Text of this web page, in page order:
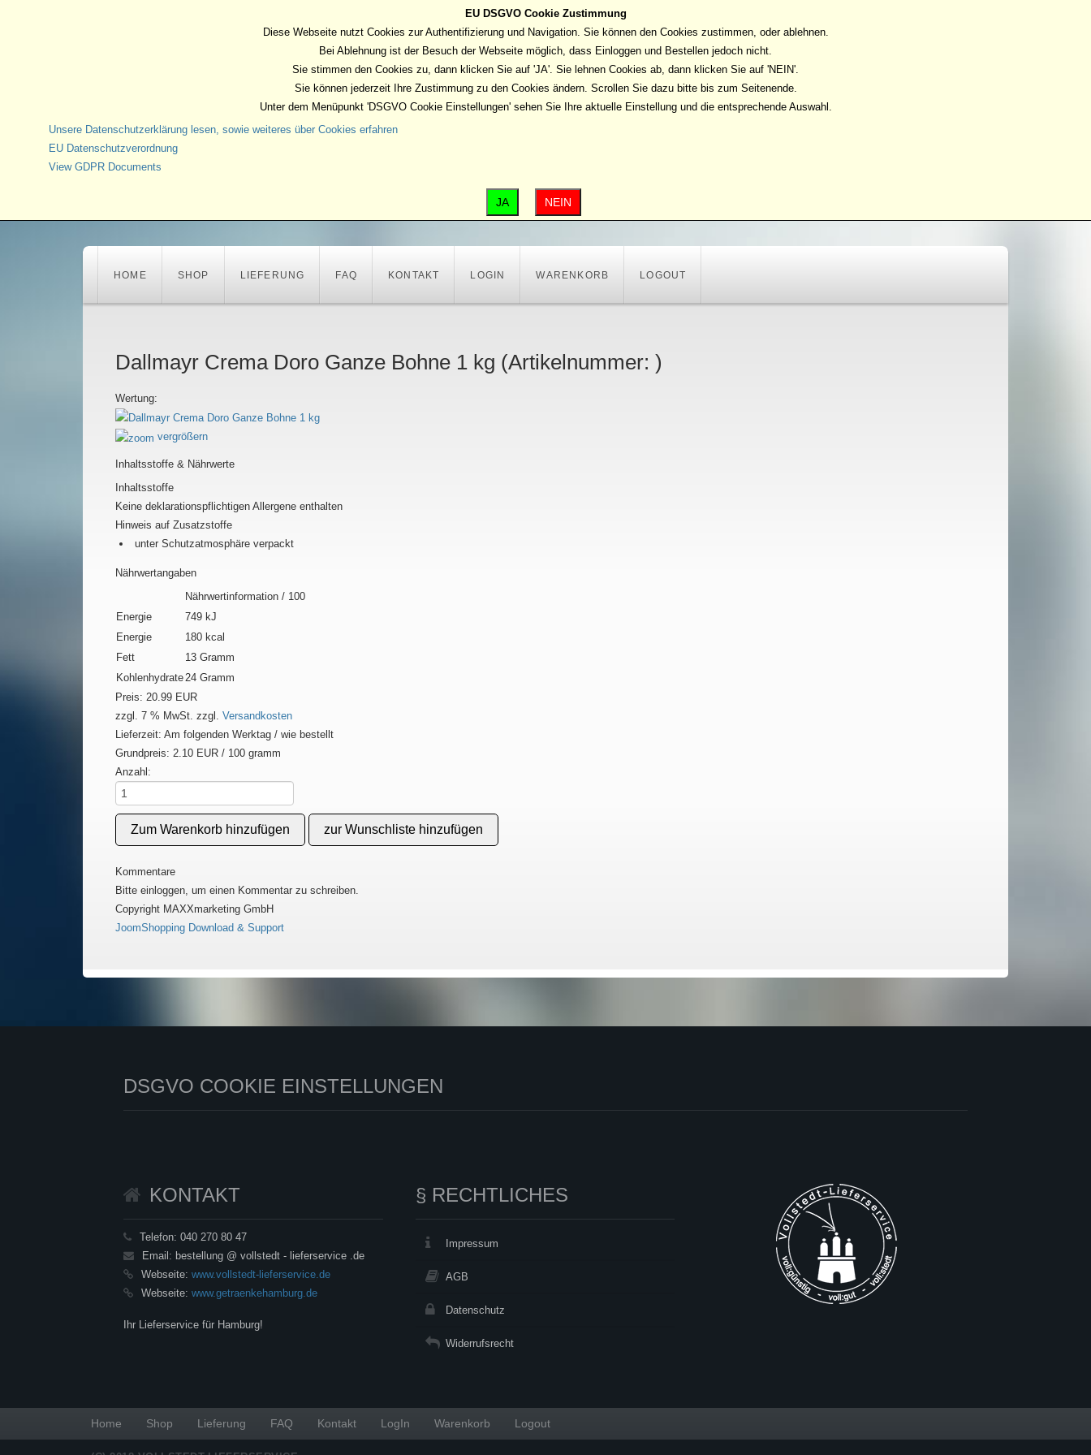
HOME SHOP LIEFERUNG FAQ KONTAKT LOGIN WARENKORB LOGOUT
Dallmayr Crema Doro Ganze Bohne 1 kg (Artikelnummer: )
Wertung:
vergrößern
Inhaltsstoffe & Nährwerte
Inhaltsstoffe
Keine deklarationspflichtigen Allergene enthalten
Hinweis auf Zusatzstoffe
unter Schutzatmosphäre verpackt
Nährwertangaben
Nährwertinformation / 100
Energie
749 kJ
Energie
180 kcal
Fett
13 Gramm
Kohlenhydrate24 Gramm
Preis: 20.99 EUR
zzgl. 7 % MwSt. zzgl. Versandkosten
Lieferzeit: Am folgenden Werktag / wie bestellt
Grundpreis: 2.10 EUR / 100 gramm
Anzahl:
Kommentare
Bitte einloggen, um einen Kommentar zu schreiben.
Copyright MAXXmarketing GmbH
JoomShopping Download & Support
DSGVO COOKIE EINSTELLUNGEN
KONTAKT
Telefon: 040 270 80 47
Email: bestellung @ vollstedt - lieferservice .de
Webseite: www.vollstedt-lieferservice.de
Webseite: www.getraenkehamburg.de
Ihr Lieferservice für Hamburg!
§ RECHTLICHES
Impressum
AGB
Datenschutz
Widerrufsrecht
Home Shop Lieferung FAQ Kontakt LogIn Warenkorb Logout
EU DSGVO Cookie Zustimmung
Diese Webseite nutzt Cookies zur Authentifizierung und Navigation. Sie können den Cookies zustimmen, oder ablehnen.
Bei Ablehnung ist der Besuch der Webseite möglich, dass Einloggen und Bestellen jedoch nicht.
Sie stimmen den Cookies zu, dann klicken Sie auf 'JA'. Sie lehnen Cookies ab, dann klicken Sie auf 'NEIN'.
Sie können jederzeit Ihre Zustimmung zu den Cookies ändern. Scrollen Sie dazu bitte bis zum Seitenende.
Unter dem Menüpunkt 'DSGVO Cookie Einstellungen' sehen Sie Ihre aktuelle Einstellung und die entsprechende Auswahl.
Unsere Datenschutzerklärung lesen, sowie weiteres über Cookies erfahren
EU Datenschutzverordnung
View GDPR Documents
NEIN
JA